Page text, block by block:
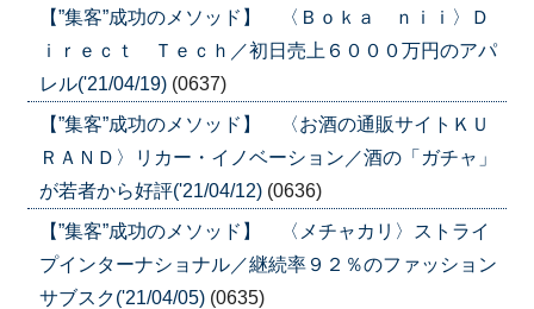
【”集客”成功のメソッド】 〈Ｂｏｋａ ｎｉｉ〉Ｄ
ｉｒｅｃｔ Ｔｅｃｈ／初日売上６０００万円のアパ
レル('21/04/19) (0637)
【”集客”成功のメソッド】 〈お酒の通販サイトＫＵ
ＲＡＮＤ〉リカー・イノベーション／酒の「ガチャ」
が若者から好評('21/04/12) (0636)
【”集客”成功のメソッド】 〈メチャカリ〉ストライ
プインターナショナル／継続率９２％のファッション
サブスク('21/04/05) (0635)